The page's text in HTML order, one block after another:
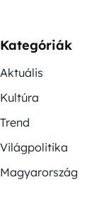
Kategóriák
Aktuális
Kultúra
Trend
Világpolitika
Magyarország